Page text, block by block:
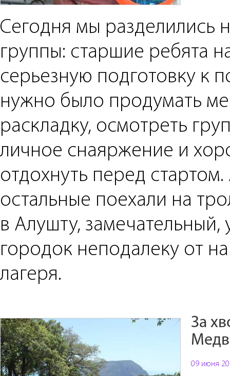
Сегодня мы разделились
группы: старшие ребята
серьезную подготовку к
нужно было продумать
раскладку, осмотреть
личное снаяржение и
отдохнуть перед стартом.
остальные поехали на
в Алушту, замечательный,
городок неподалеку от
лагеря.
За
09 июня